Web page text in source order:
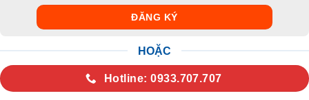
HOẶC
Hotline: 0933.707.707